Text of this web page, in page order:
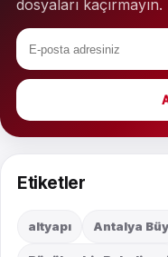
dosyaları kaçırmayın.
Etiketler
altyapı Antalya